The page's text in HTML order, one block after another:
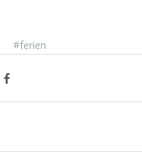
#ferien